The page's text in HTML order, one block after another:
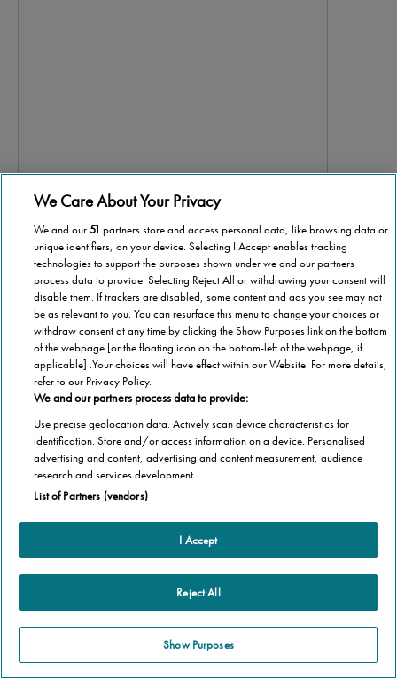
Scorri per maggiori informazioni
Homepage
Perché Stannah
Stannah Point vicino a te
Stannah ti cambia la vita!
Organismo di vigilanza
Stannah @ 2026
We Care About Your Privacy
We and our51 partners store and access personal data, like browsing data or
unique identifiers, on your device. Selecting I Accept enables tracking
technologies to support the purposes shown under we and our partners
process data to provide. Selecting Reject All or withdrawing your consent will
disable them. If trackers are disabled, some content and ads you see may not
be as relevant to you. You can resurface this menu to change your choices or
withdraw consent at any time by clicking the Show Purposes link on the bottom
of the webpage [or the floating icon on the bottom-left of the webpage, if
applicable] .Your choices will have effect within our Website. For more details,
refer to our Privacy Policy.
We and our partners process data to provide:
Use precise geolocation data. Actively scan device characteristics for
identification. Store and/or access information on a device. Personalised
advertising and content, advertising and content measurement, audience
research and services development.
List of Partners (vendors)
I Accept
Reject All
Show Purposes